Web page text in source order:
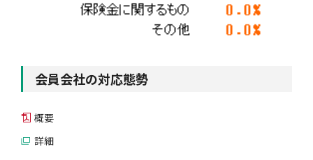
会員会社の対応態勢
概要
詳細